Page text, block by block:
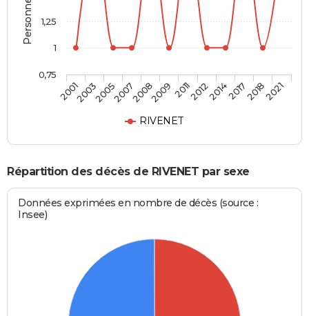
RIVENET
200120032005200720082009 201120122014201720182021
0,75
1
1,25
Répartition des décès de RIVENET par sexe
Données exprimées en nombre de décès (source :
Insee)